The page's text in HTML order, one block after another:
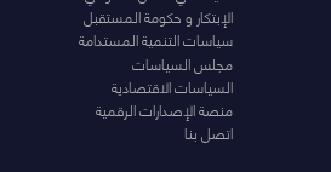
الإبتكار و حكومة المستقبل
سياسات التنمية المستدامة
مجلس السياسات
السياسات الاقتصادية
منصة الإصدارات الرقمية
اتصل بنا